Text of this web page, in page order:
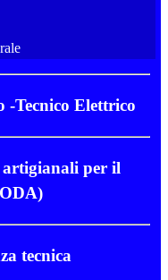
-Tecnico Elettrico
per il
tecnica